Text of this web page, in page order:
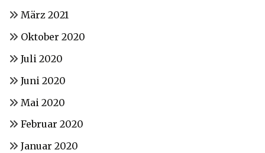
März 2021
Oktober 2020
Juli 2020
Juni 2020
Mai 2020
Februar 2020
Januar 2020